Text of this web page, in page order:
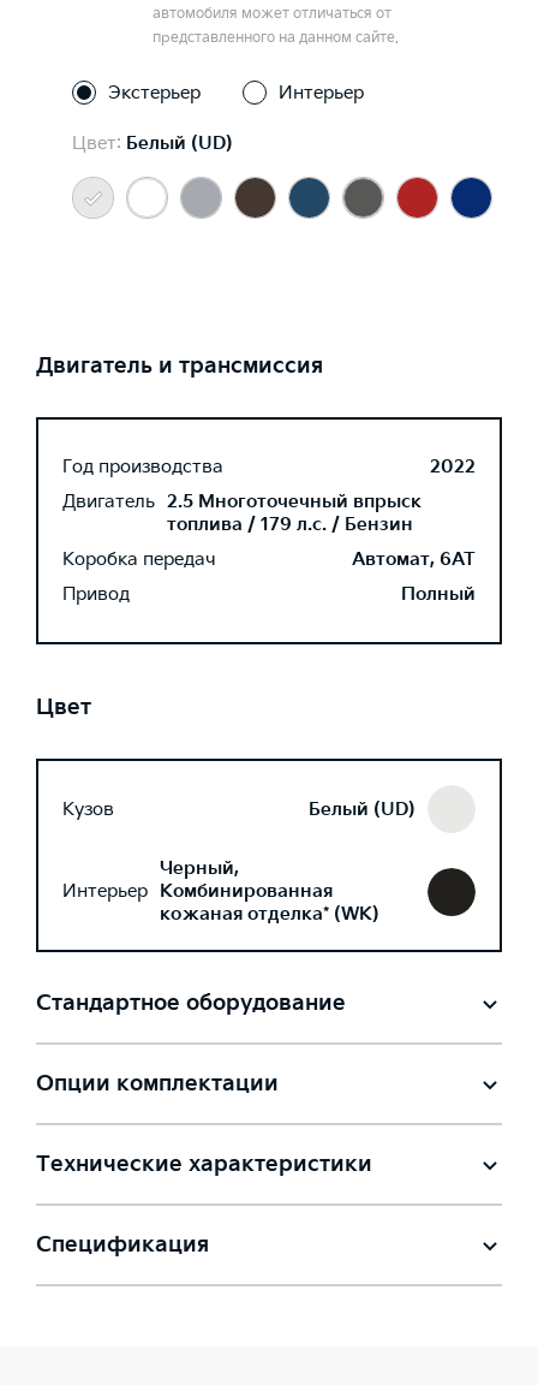
автомобиля может отличаться от
представленного на данном сайте.
Экстерьер Интерьер
Цвет: Белый (UD)
Двигатель и трансмиссия
Год производства
2022
Двигатель 2.5 Многоточечный впрыск
топлива / 179 л.с. / Бензин
Коробка передач
Автомат, 6AT
Привод
Полный
Цвет
Кузов Белый (UD)
Интерьер
Черный,
Комбинированная
кожаная отделка* (WK)
Стандартное оборудование
Опции комплектации
Технические характеристики
Спецификация